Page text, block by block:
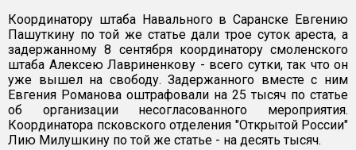
Координатору штаба Навального в Саранске Евгению
Пашуткину по той же статье дали трое суток ареста, а
задержанному 8 сентября координатору смоленского
штаба Алексею Лавриненкову - всего сутки, так что он
уже вышел на свободу. Задержанного вместе с ним
Евгения Романова оштрафовали на 25 тысяч по статье
об организации несогласованного мероприятия.
Координатора псковского отделения "Открытой России"
Лию Милушкину по той же статье - на десять тысяч.